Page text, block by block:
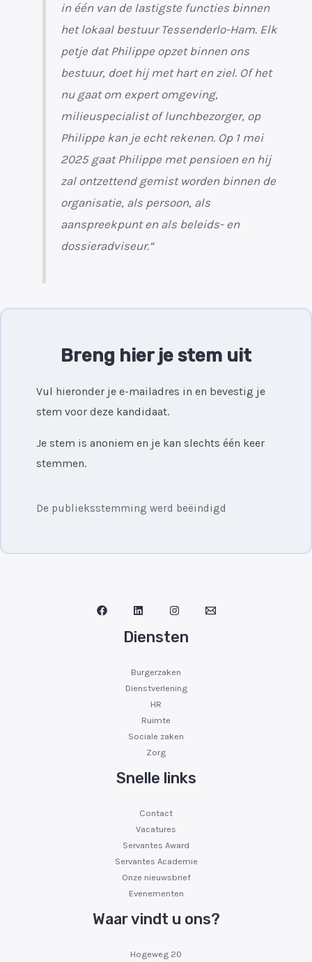
in één van de lastigste functies binnen
het lokaal bestuur Tessenderlo-Ham. Elk
petje dat Philippe opzet binnen ons
bestuur, doet hij met hart en ziel. Of het
nu gaat om expert omgeving,
milieuspecialist of lunchbezorger, op
Philippe kan je echt rekenen. Op 1 mei
2025 gaat Philippe met pensioen en hij
zal ontzettend gemist worden binnen de
organisatie, als persoon, als
aanspreekpunt en als beleids- en
dossieradviseur.“
Breng hier je stem uit
Vul hieronder je e-mailadres in en bevestig je
stem voor deze kandidaat.
Je stem is anoniem en je kan slechts één keer
stemmen.
De publieksstemming werd beëindigd
Diensten
Burgerzaken
Dienstverlening
HR
Ruimte
Sociale zaken
Zorg
Snelle links
Contact
Vacatures
Servantes Award
Servantes Academie
Onze nieuwsbrief
Evenementen
Waar vindt u ons?
Hogeweg 20